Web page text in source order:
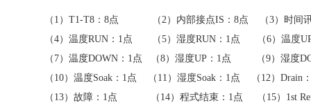
（1）T1-T8：8点 （2）内部接点IS：8点 （3）时间
（4）温度RUN：1点 （5）湿度RUN：1点 （6）温度
（7）温度DOWN：1点 （8）湿度UP：1点 （9）湿度
（10）温度Soak：1点 （11）湿度Soak：1点 （12）Drain
（13）故障：1点 （14）程式结束：1点 （15）1st